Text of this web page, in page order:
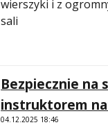
wierszyki i z
sali
Bezpiecznie na
instruktorem
04.12.2025 18:46